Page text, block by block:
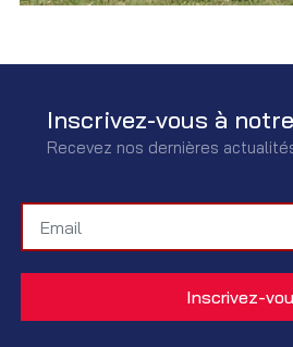
Inscrivez-vous à
Recevez nos dernières